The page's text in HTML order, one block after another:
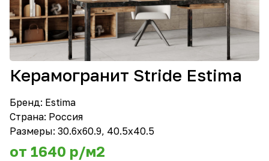
Керамогранит Stride Estima
Бренд: Estima
Страна: Россия
Размеры: 30.6х60.9, 40.5х40.5
от 1640 р/м2